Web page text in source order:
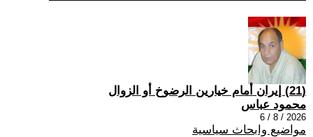
(21) إيران أمام خيارين الرضوخ أو الزوال
محمود عباس
2026 / 8 / 6
مواضيع وابحاث سياسية